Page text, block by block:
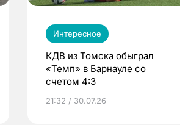
Интересное
КДВ из Томска обыграл
«Темп» в Барнауле со
счетом 4:3
21:32 / 30.07.26